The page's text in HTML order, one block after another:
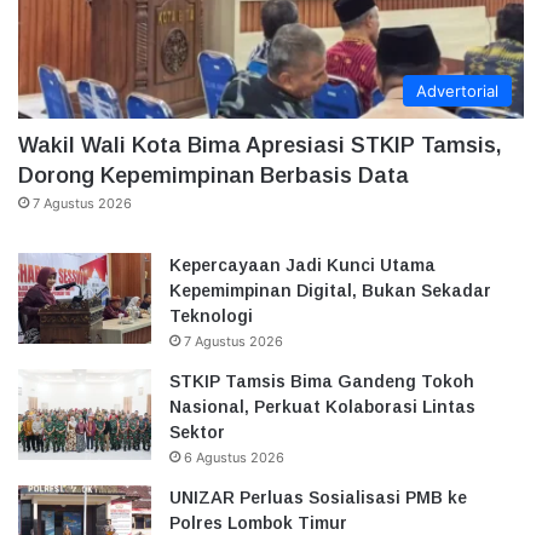
Advertorial
Wakil Wali Kota Bima Apresiasi STKIP Tamsis,
Dorong Kepemimpinan Berbasis Data
7 Agustus 2026
Kepercayaan Jadi Kunci Utama
Kepemimpinan Digital, Bukan Sekadar
Teknologi
7 Agustus 2026
STKIP Tamsis Bima Gandeng Tokoh
Nasional, Perkuat Kolaborasi Lintas
Sektor
6 Agustus 2026
UNIZAR Perluas Sosialisasi PMB ke
Polres Lombok Timur